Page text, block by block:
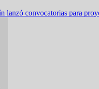
lanzó convocatorias para